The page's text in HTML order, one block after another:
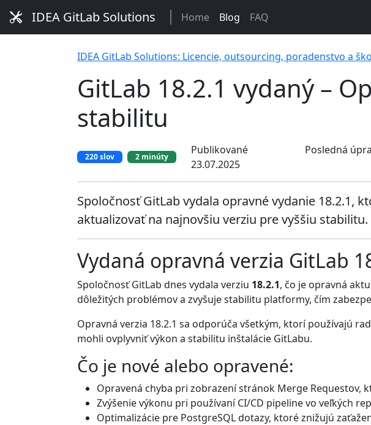
IDEA GitLab Solutions Home Blog FAQ
IDEA GitLab Solutions: Licencie, outsourcing, poradenstvo a
GitLab 18.2.1 vydaný –
stabilitu
220 slov 2 minúty
Publikované
23.07.2025
Posledná
Spoločnosť GitLab vydala opravné vydanie 18.2.1,
aktualizovať na najnovšiu verziu pre vyššiu stabilitu.
Vydaná opravná verzia GitLab
Spoločnosť GitLab dnes vydala verziu 18.2.1, čo je opravná
dôležitých problémov a zvyšuje stabilitu platformy, čím
Opravná verzia 18.2.1 sa odporúča všetkým, ktorí používajú
mohli ovplyvniť výkon a stabilitu inštalácie GitLabu.
Čo je nové alebo opravené:
Opravená chyba pri zobrazení stránok Merge Requestov,
Zvýšenie výkonu pri používaní CI/CD pipeline vo veľkých
Optimalizácie pre PostgreSQL dotazy, ktoré znižujú